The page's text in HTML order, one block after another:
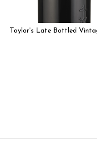
Taylor's Late Bottled